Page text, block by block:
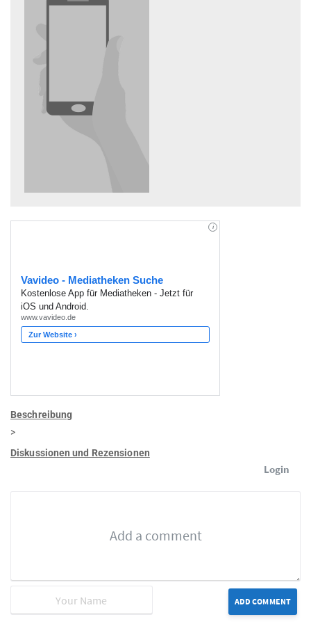
Beschreibung
>
Diskussionen und Rezensionen
Login
ADD COMMENT